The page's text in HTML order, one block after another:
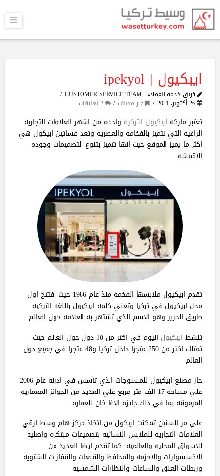
ايبكيول | ipekyol
فريق خدمة العملاء . CUSTOMER SERVICE TEAM
26 أكتوبر، 2021
غير مصنف 2 تعليقات
تعتبر ماركه ابيكيول التركيه واحده من اشهر العلامات التجاريه
الراقيه التي تتميز بالفخامه والعصريه وتعد فساتين ابيكول هي
اكثر ما يميز الموقع حيث انها تتميز بتنوع التصميمات وجوده
الاقمشه
تقدم ابيكيول ملابسها الفخمه منذ عام 1986 حيث افتتح اول
محل ابيكيول في تركيا وتعني كلمه ابيكيول باللغه التركيه
طريق الحرير وهو الاسم الذي تشتهر به العلامه حول العالم.
تنشط ابيكيول
اليوم في اكثر من 10 دول حول العالم حيث
تمتلك اكثر من 250 متجرا داخل تركيا و48 متجرا في جميع دول
العالم
حاز مصنع ابيكيول للمنسوجات الذي تأسس في ادرنه عام 2006
علي مساحه 17 الف متر مربع علي العديد من الجوائز المعماريه
المرموقه بما في ذلك جائزه الاغا خان للعماره
علي مر السنين تمكنت ابيكول من اتخاذ مركز هام وسط ارقي
العلامات التجاريه للملابس النسائيه بتصميمات مبتكره واصليه
للاسواق المحليه والعالميه. كما تقدم ايضا العديد من
الاكسسوارات والاحزمه والمحافظ والقبعات والقفازات الشتويه
وربطات العنق والساعات والنظارات الشمسيه